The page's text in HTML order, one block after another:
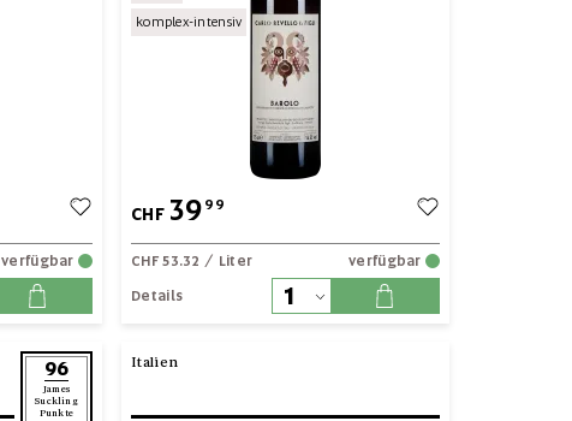
verfügbar
komplex-intensiv
CHF 3999
CHF 53.32 / Liter
verfügbar
Details
96
James
Suckling
Punkte
Italien